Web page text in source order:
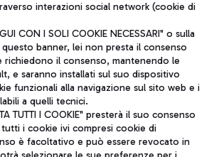
per raggiungere l'aeroporto
- Società soggetta a direzione e
S.p.A.
delle Imprese di Roma 13032990155 P.
interazioni social network (cookie di
CON I SOLI COOKIE NECESSARI" o sulla
banner, lei non presta il consenso
richiedono il consenso, mantenendo le
e saranno installati sul suo dispositivo
funzionali alla navigazione sul sito web e i
a quelli tecnici.
TUTTI I COOKIE" presterà il suo consenso
i cookie ivi compresi cookie di
è facoltativo e può essere revocato in